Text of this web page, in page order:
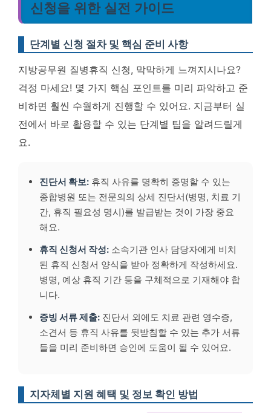
신청을 위한 실전 가이드
단계별 신청 절차 및 핵심 준비 사항
지방공무원 질병휴직 신청, 막막하게 느껴지시나요?
걱정 마세요! 몇 가지 핵심 포인트를 미리 파악하고 준
비하면 훨씬 수월하게 진행할 수 있어요. 지금부터 실
전에서 바로 활용할 수 있는 단계별 팁을 알려드릴게
요.
진단서 확보: 휴직 사유를 명확히 증명할 수 있는
종합병원 또는 전문의의 상세 진단서(병명, 치료 기
간, 휴직 필요성 명시)를 발급받는 것이 가장 중요
해요.
휴직 신청서 작성: 소속기관 인사 담당자에게 비치
된 휴직 신청서 양식을 받아 정확하게 작성하세요.
병명, 예상 휴직 기간 등을 구체적으로 기재해야 합
니다.
증빙 서류 제출: 진단서 외에도 치료 관련 영수증,
소견서 등 휴직 사유를 뒷받침할 수 있는 추가 서류
들을 미리 준비하면 승인에 도움이 될 수 있어요.
지자체별 지원 혜택 및 정보 확인 방법